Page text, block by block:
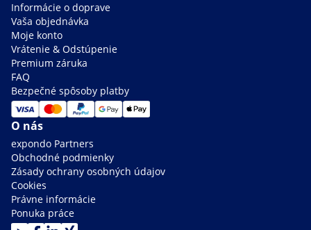
Informácie o doprave
Vaša objednávka
Moje konto
Vrátenie & Odstúpenie
Premium záruka
FAQ
Bezpečné spôsoby platby
O nás
expondo Partners
Obchodné podmienky
Zásady ochrany osobných údajov
Cookies
Právne informácie
Ponuka práce